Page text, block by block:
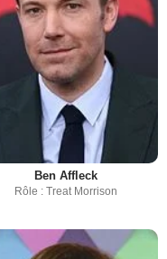
Ben Affleck
Rôle : Treat Morrison